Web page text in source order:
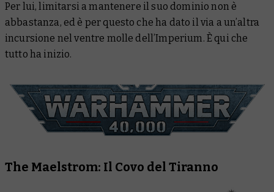
Per lui, limitarsi a mantenere il suo dominio non è
abbastanza, ed è per questo che ha dato il via a un’altra
incursione nel ventre molle dell’Imperium. È qui che
tutto ha inizio.
The Maelstrom: Il Covo del Tiranno